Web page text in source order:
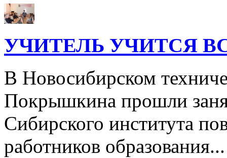
УЧИТЕЛЬ УЧИТСЯ
В Новосибирском
Покрышкина прошли
Сибирского института
работников